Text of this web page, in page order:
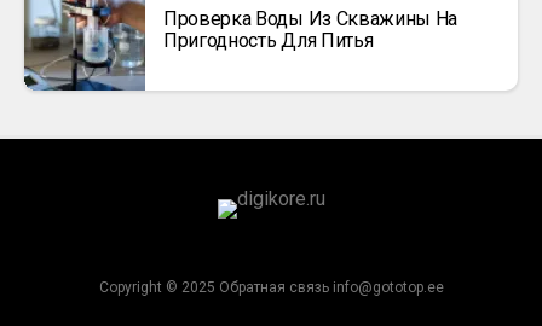
Проверка Воды Из Скважины На
Пригодность Для Питья
Copyright © 2025 Обратная связь info@gototop.ee